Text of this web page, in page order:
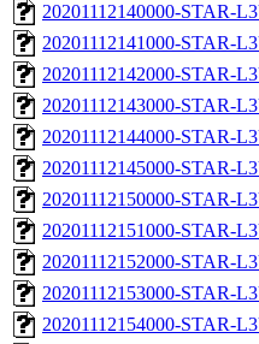
20201112140000-STAR-
20201112141000-STAR-
20201112142000-STAR-
20201112143000-STAR-
20201112144000-STAR-
20201112145000-STAR-
20201112150000-STAR-
20201112151000-STAR-
20201112152000-STAR-
20201112153000-STAR-
20201112154000-STAR-